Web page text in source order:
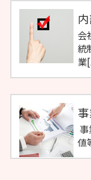
会
統
業
事
値